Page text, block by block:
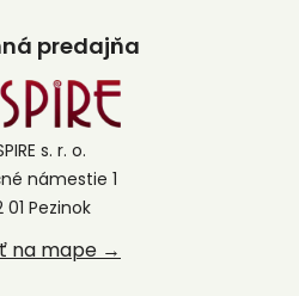
predajňa
s. r. o.
námestie 1
01 Pezinok
na mape →